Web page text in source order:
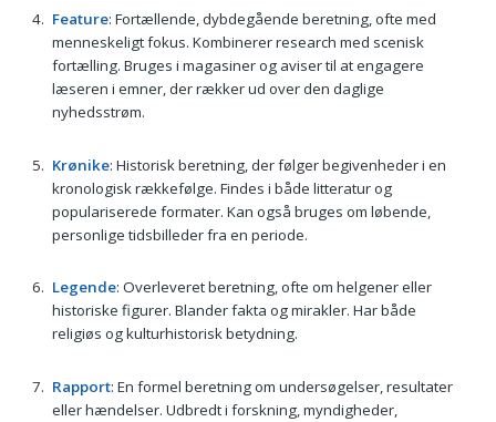
Feature: Fortællende, dybdegående beretning, ofte med
menneskeligt fokus. Kombinerer research med scenisk
fortælling. Bruges i magasiner og aviser til at engagere
læseren i emner, der rækker ud over den daglige
nyhedsstrøm.
Krønike: Historisk beretning, der følger begivenheder i en
kronologisk rækkefølge. Findes i både litteratur og
populariserede formater. Kan også bruges om løbende,
personlige tidsbilleder fra en periode.
Legende: Overleveret beretning, ofte om helgener eller
historiske figurer. Blander fakta og mirakler. Har både
religiøs og kulturhistorisk betydning.
Rapport: En formel beretning om undersøgelser, resultater
eller hændelser. Udbredt i forskning, myndigheder,